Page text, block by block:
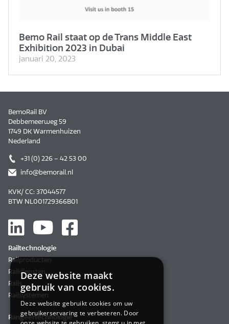
Bemo Rail staat op de Trans Middle East
Exhibition 2023 in Dubai
januari 20, 2023
BemoRail BV
Debbemeerweg 59
1749 DK Warmenhuizen
Nederland
+31 (0) 226 – 42 53 00
info@bemorail.nl
KVK/ CC: 37044577
BTW NL001729366B01
Railtechnologie
Railproducten
Raildiensten
Rails
Railsystemen
Rangeertechnologie
Deze website maakt
gebruik van cookies.
Deze website gebruikt cookies om uw
gebruikerservaring te verbeteren. Door